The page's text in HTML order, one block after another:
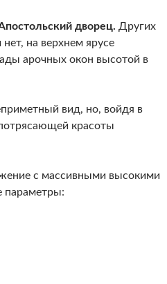
дворец. Других
на верхнем ярусе
арочных окон высотой в
вид, но, войдя в
красоты
с массивными высокими
параметры: